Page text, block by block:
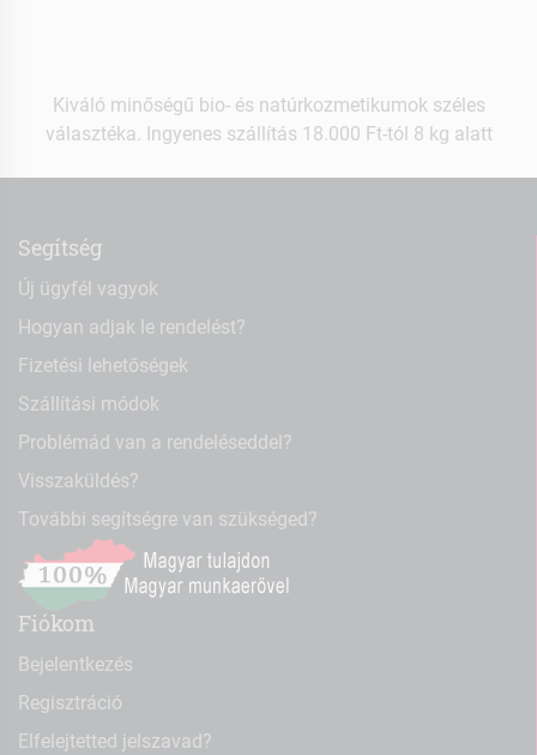
Kiváló minőségű bio- és natúrkozmetikumok széles
választéka. Ingyenes szállítás 18.000 Ft-tól 8 kg alatt
Segítség
Új ügyfél vagyok
Hogyan adjak le rendelést?
Fizetési lehetőségek
Szállítási módok
Problémád van a rendeléseddel?
Visszaküldés?
További segítségre van szükséged?
Fiókom
Bejelentkezés
Regisztráció
Elfelejtetted jelszavad?